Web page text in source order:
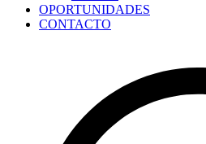
OPORTUNIDADES
CONTACTO